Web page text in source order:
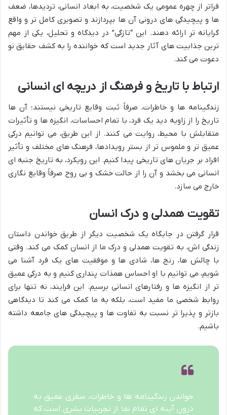
فراتر از چهره عمومی یک شخصیت، به ابعاد انسانی، تردیدها، ضعف
ها و پیچیدگی های درونی آن ها بپردازند و تصویری کامل تر و واقع
گرایانه تر ارائه دهند. این “تازگی” در دیدگاه و تحلیل، یکی از مهم
ترین جذابیت های آثار جدید است که خواننده را به کشف حقایق نو
دعوت می کند.
ارتباط با تاریخ و فرهنگ از دریچه ای انسانی
زندگینامه ها و خاطرات، صرفاً ثبت وقایع تاریخی نیستند؛ آن ها
تاریخ را از زاویه دید یک فرد، با تمام احساسات، انگیزه ها و تأثیرات
متقابلش با محیط، روایت می کنند. از این طریق، می توانیم درکی
عمیق تر و ملموس تر از بستر رویدادها، فرهنگ های مختلف و تأثیر
افراد بر جریان های تاریخی پیدا کنیم. این رویکرد، به تاریخ جنبه ای
انسانی می بخشد و آن را از حالت خشک و بی روح صرفاً وقایع نگاری
خارج می سازد.
تقویت همدلی و درک انسان
قرار گرفتن در جایگاه یک شخصیت دیگر از طریق خواندن داستان
زندگی اش، به تقویت همدلی و درک ما از انسان کمک می کند. وقتی
با چالش ها، رنج ها، شادی ها و موفقیت های یک فرد آشنا می
شویم، می توانیم با او احساس همذات پنداری کنیم و به درکی عمیق
تر از انگیزه ها و رفتارهای انسانی برسیم. این فرایند، نه تنها برای
روابط شخصی ما مفید است، بلکه به ما کمک می کند تا دیدگاهی
بازتر و پذیرا تر نسبت به تفاوت ها و پیچیدگی های جامعه داشته
باشیم.
خواندن زندگینامه ها و خاطرات، سفری عمیق به
درون آینه ای تمام نما از تجربیات بشری است که